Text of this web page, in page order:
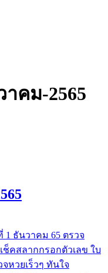
าคม-2565
1 ธันวาคม 65 ตรวจ
ช็คสลากกรอกตัวเลข ใบ
หวยเร็วๆ ทันใจ